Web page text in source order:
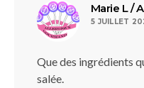
Marie L /
5 JUILLET
Que des ingrédients
salée.